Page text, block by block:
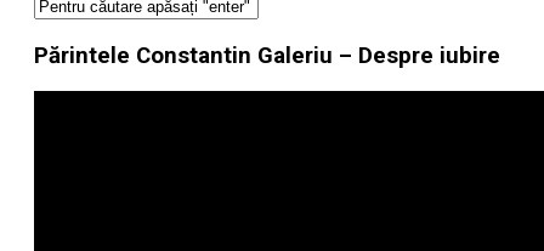
Părintele Constantin Galeriu – Despre iubire